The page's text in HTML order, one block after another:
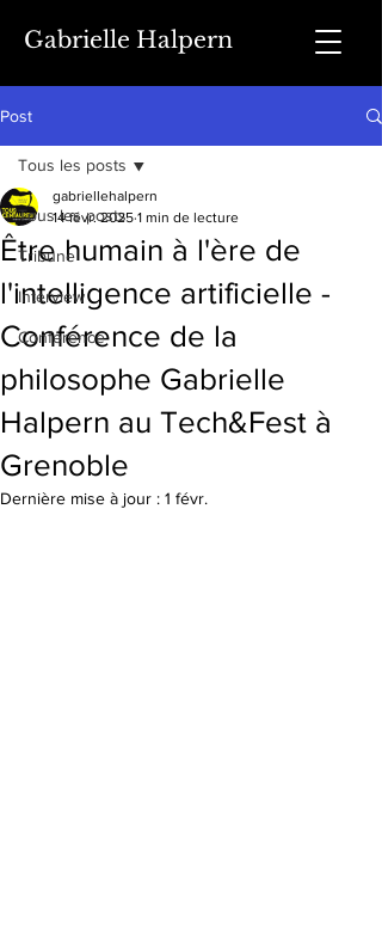
Gabrielle Halpern
Post
Tous les posts
Tribune
Interview
Conférence
Tous les posts
Être humain à l'ère de
l'intelligence artificielle -
Conférence de la
philosophe Gabrielle
Halpern au Tech&Fest à
Grenoble
gabriellehalpern
14 févr. 2025 1 min de lecture
Dernière mise à jour : 1 févr.